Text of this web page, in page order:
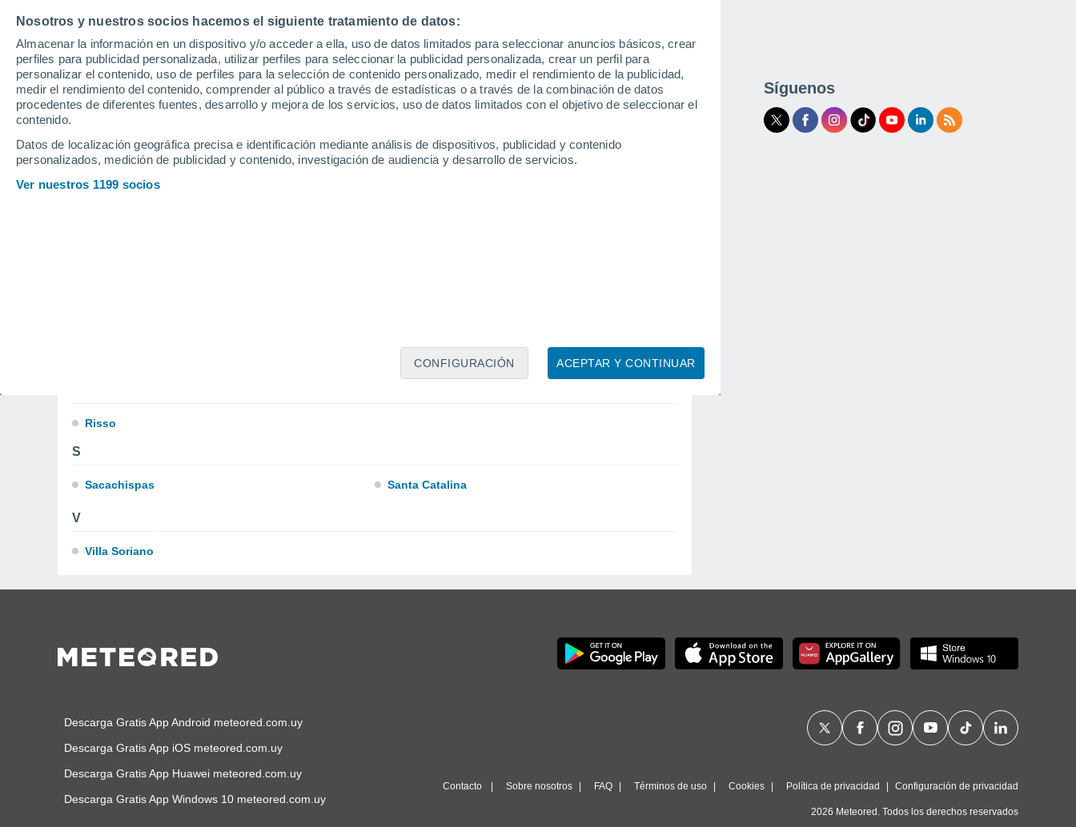
Nosotros y nuestros socios hacemos el siguiente tratamiento de datos:
Almacenar la información en un dispositivo y/o acceder a ella, uso de datos limitados para seleccionar anuncios básicos, crear
perfiles para publicidad personalizada, utilizar perfiles para seleccionar la publicidad personalizada, crear un perfil para
personalizar el contenido, uso de perfiles para la selección de contenido personalizado, medir el rendimiento de la publicidad,
medir el rendimiento del contenido, comprender al público a través de estadísticas o a través de la combinación de datos
procedentes de diferentes fuentes, desarrollo y mejora de los servicios, uso de datos limitados con el objetivo de seleccionar el
contenido.
Datos de localización geográfica precisa e identificación mediante análisis de dispositivos, publicidad y contenido
personalizados, medición de publicidad y contenido, investigación de audiencia y desarrollo de servicios.
Ver nuestros 1199 socios
ACEPTAR Y CONTINUAR
CONFIGURACIÓN
Ega El Tala
J
L
Perseverano
Risso
S
Sacachispas Santa Catalina
V
Villa Soriano
Síguenos
Descarga Gratis App Android meteored.com.uy
Descarga Gratis App iOS meteored.com.uy
Descarga Gratis App Huawei meteored.com.uy
Descarga Gratis App Windows 10 meteored.com.uy
Contacto Sobre nosotros FAQ Términos de uso Cookies Política de privacidad Configuración de privacidad
2026 Meteored. Todos los derechos reservados